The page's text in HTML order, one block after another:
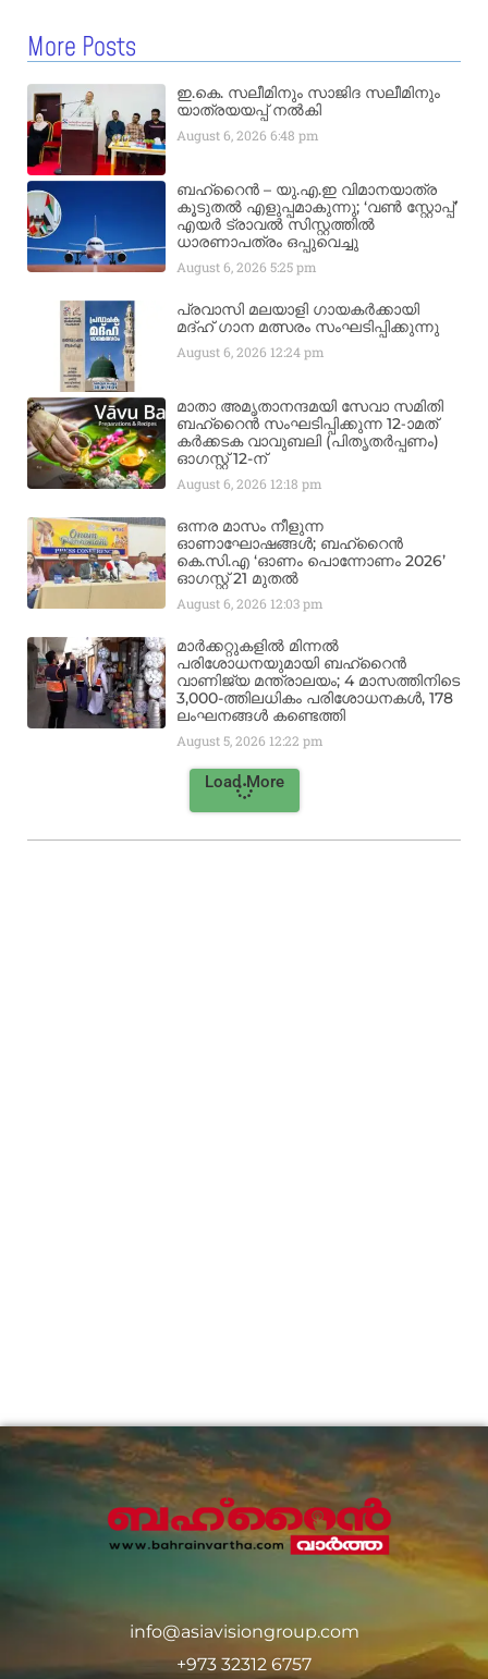
More Posts
ഇ.കെ. സലീമിനും സാജിദ സലീമിനും
യാത്രയയപ്പ് നൽകി
August 6, 20266:48 pm
ബഹ്‌റൈൻ – യു.എ.ഇ വിമാനയാത്ര
കൂടുതൽ എളുപ്പമാകുന്നു; ‘വൺ സ്റ്റോപ്പ്’
എയർ ട്രാവൽ സിസ്റ്റത്തിൽ
ധാരണാപത്രം ഒപ്പുവെച്ചു
August 6, 20265:25 pm
പ്രവാസി മലയാളി ഗായകർക്കായി
മദ്ഹ് ഗാന മത്സരം സംഘടിപ്പിക്കുന്നു
August 6, 2026 12:24 pm
മാതാ അമൃതാനന്ദമയി സേവാ സമിതി
ബഹ്‌റൈൻ സംഘടിപ്പിക്കുന്ന 12-ാമത്
കർക്കടക വാവുബലി (പിതൃതർപ്പണം)
ഓഗസ്റ്റ് 12-ന്
August 6, 2026 12:18 pm
ഒന്നര മാസം നീളുന്ന
ഓണാഘോഷങ്ങൾ; ബഹ്‌റൈൻ
കെ.സി.എ ‘ഓണം പൊന്നോണം 2026’
ഓഗസ്റ്റ് 21 മുതൽ
August 6, 2026 12:03 pm
മാർക്കറ്റുകളിൽ മിന്നൽ
പരിശോധനയുമായി ബഹ്‌റൈൻ
വാണിജ്യ മന്ത്രാലയം; 4 മാസത്തിനിടെ
3,000-ത്തിലധികം പരിശോധനകൾ, 178
ലംഘനങ്ങൾ കണ്ടെത്തി
August 5, 2026 12:22 pm
Load More
info@asiavisiongroup.com
+973 32312 6757